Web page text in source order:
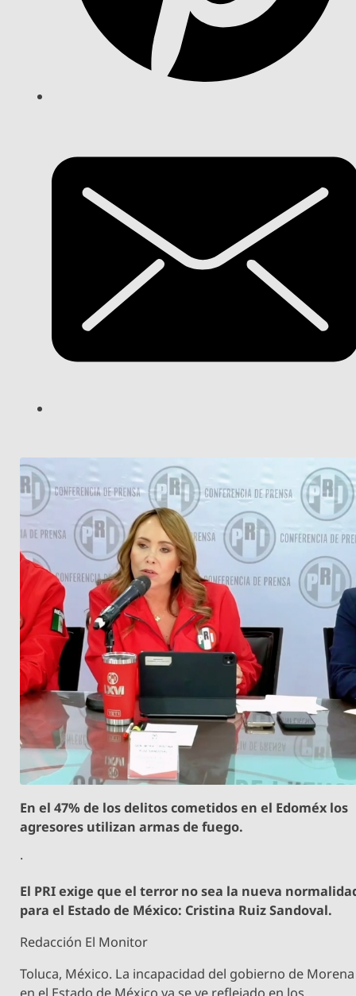
En el 47% de los delitos cometidos en el Edoméx los
agresores utilizan armas de fuego.
·
El PRI exige que el terror no sea la nueva
para el Estado de México: Cristina Ruiz Sandoval.
Redacción El Monitor
Toluca, México. La incapacidad del gobierno de Morena